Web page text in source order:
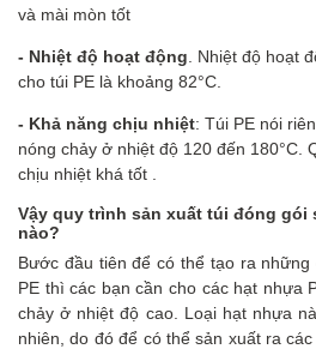
và mài mòn tốt
- Nhiệt độ hoạt động . Nhiệt độ hoạt
cho túi PE là khoảng 82°C.
- Khả năng chịu nhiệt: Túi PE nói
nóng chảy ở nhiệt độ 120 đến 180°C.
chịu nhiệt khá tốt .
Vậy quy trình sản xuất túi đóng gói
nào?
Bước đầu tiên để có thể tạo ra
PE thì các bạn cần cho các hạt nhựa
chảy ở nhiệt độ cao. Loại hạt nhựa
nhiên, do đó để có thể sản xuất ra